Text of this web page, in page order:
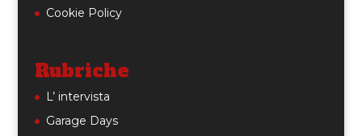
Cookie Policy
Rubriche
L’ intervista
Garage Days